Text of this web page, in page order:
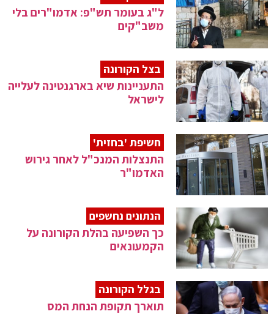
ל"ג בעומר תש"פ: אדמו"רים בלי
משב"קים
בצל הקורונה
התעניינות שיא בארגנטינה לעלייה
לישראל
חשיפת 'בחזית'
התנצלות המנכ"ל לאחר גירוש
האדמו"ר
הנתונים נחשפים
כך השפיעה בהלת הקורונה על
הקמעונאים
בגלל הקורונה
תוארך תקופת הנחת המס